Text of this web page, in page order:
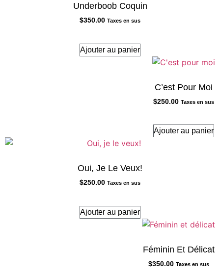
Underboob Coquin
$350.00 Taxes en sus
Ajouter au panier
C’est Pour Moi
$250.00 Taxes en sus
Ajouter au panier
Oui, Je Le Veux!
$250.00 Taxes en sus
Ajouter au panier
Féminin Et Délicat
$350.00 Taxes en sus